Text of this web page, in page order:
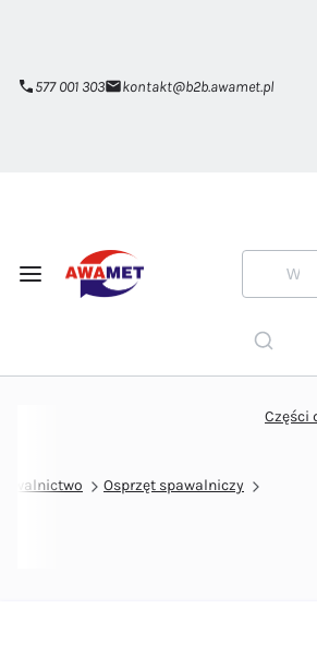
577 001 303
kontakt@b2b.awamet.pl
Osprzęt spawalniczy
Części